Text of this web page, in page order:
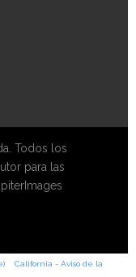
Todos los
para las
California - Aviso de la